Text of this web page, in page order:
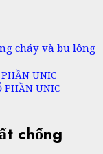
cháy và bu lông
UNIC
PHẦN UNIC
chống